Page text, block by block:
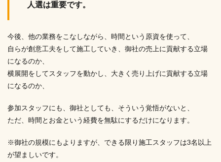
人選は重要です。
今後、他の業務をこなしながら、時間という原資を使って、
自らが創意工夫をして施工していき、御社の売上に貢献する立場
になるのか、
横展開をしてスタッフを動かし、大きく売り上げに貢献する立場
になるのか、
参加スタッフにも、御社としても、そういう覚悟がないと、
ただ、時間とお金という経費を無駄にするだけになります。
※御社の規模にもよりますが、できる限り施工スタッフは3名以上
が望ましいです。